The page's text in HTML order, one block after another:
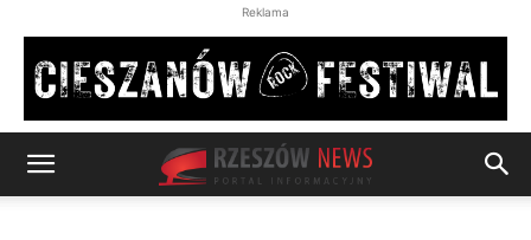
Reklama